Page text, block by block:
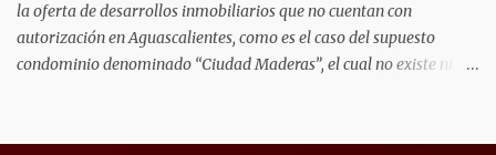
la oferta de desarrollos inmobiliarios que no cuentan con
autorización en Aguascalientes, como es el caso del supuesto
condominio denominado “Ciudad Maderas”, el cual no existe ni
Municipal. Explicó que dicho desarrollo corresponde a otro